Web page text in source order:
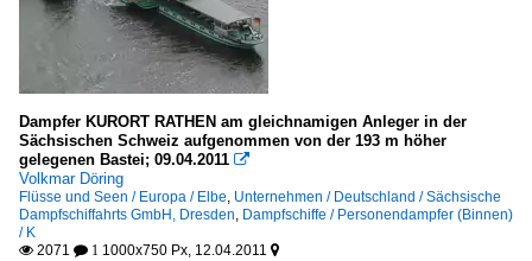
Dampfer KURORT RATHEN am gleichnamigen Anleger in der
Sächsischen Schweiz aufgenommen von der 193 m höher
gelegenen Bastei; 09.04.2011 
Volkmar Döring
Flüsse und Seen / Europa / Elbe, Unternehmen / Deutschland / Sächsische
Dampfschiffahrts GmbH, Dresden, Dampfschiffe / Personendampfer (Binnen)
/ K
 2071  1 1000x750 Px, 12.04.2011 